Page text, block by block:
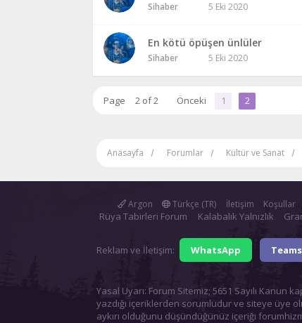
Sihaber 5 Eki 2020
En kötü öpüşen ünlüler
Sihaber 5 Eki 2020
Page 2 of 2 Önceki 1 2
Anasayfa Forumlar Kültür ve Sanat
Argon Türkçe (TR) İletişim Koşullar
Rüya Tabirleri Forum
Kalabalık Yalnızlık
Reklam ve İletişim: WhatsApp Teams
Yasal Uyarı: Forum Sitemiz; 5651 Sayılı Kanun
yazdığı içeriklerden sorumludur ve siteye üye
aykırı olduğunu düşündüğünüz içeriği